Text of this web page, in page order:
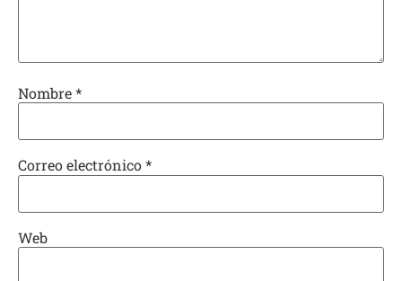
Nombre*
Correo electrónico*
Web